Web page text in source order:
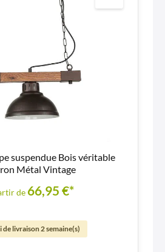
suspendue Bois véritable
Métal Vintage
de 66,95 €*
de livraison 2 semaine(s)